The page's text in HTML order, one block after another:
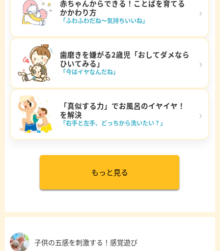
赤ちゃんからできる！ことばを育てる
かかわり方
「ふわふわだね～気持ちいいね」
›
歯磨きを嫌がる2歳児「おしてダメなら
ひいてみる」
「今はイヤなんだね」
›
「真似する力」でお風呂のイヤイヤ！
を解決
「右手と左手、どっちから洗いたい？」
›
もっと見る
子供の五感を刺激する！感覚遊び